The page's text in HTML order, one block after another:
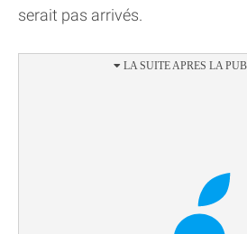
serait pas arrivés.